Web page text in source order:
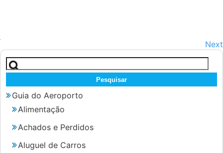
Next
Pesquisar
por:
Guia do Aeroporto
Alimentação
Achados e Perdidos
Aluguel de Carros